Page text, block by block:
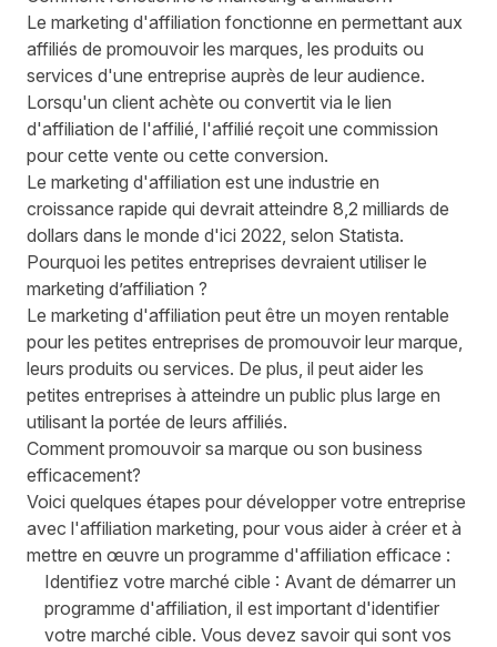
Le marketing d'affiliation fonctionne en permettant aux
affiliés de promouvoir les marques, les produits ou
services d'une entreprise auprès de leur audience.
Lorsqu'un client achète ou convertit via le lien
d'affiliation de l'affilié, l'affilié reçoit une commission
pour cette vente ou cette conversion.
Le marketing d'affiliation est une industrie en
croissance rapide qui devrait atteindre 8,2 milliards de
dollars dans le monde d'ici 2022, selon Statista.
Pourquoi les petites entreprises devraient utiliser le
marketing d’affiliation ?
Le marketing d'affiliation peut être un moyen rentable
pour les petites entreprises de promouvoir leur marque,
leurs produits ou services. De plus, il peut aider les
petites entreprises à atteindre un public plus large en
utilisant la portée de leurs affiliés.
Comment promouvoir sa marque ou son business
efficacement?
Voici quelques étapes pour développer votre entreprise
avec l'affiliation marketing, pour vous aider à créer et à
mettre en œuvre un programme d'affiliation efficace :
Identifiez votre marché cible : Avant de démarrer un
programme d'affiliation, il est important d'identifier
votre marché cible. Vous devez savoir qui sont vos